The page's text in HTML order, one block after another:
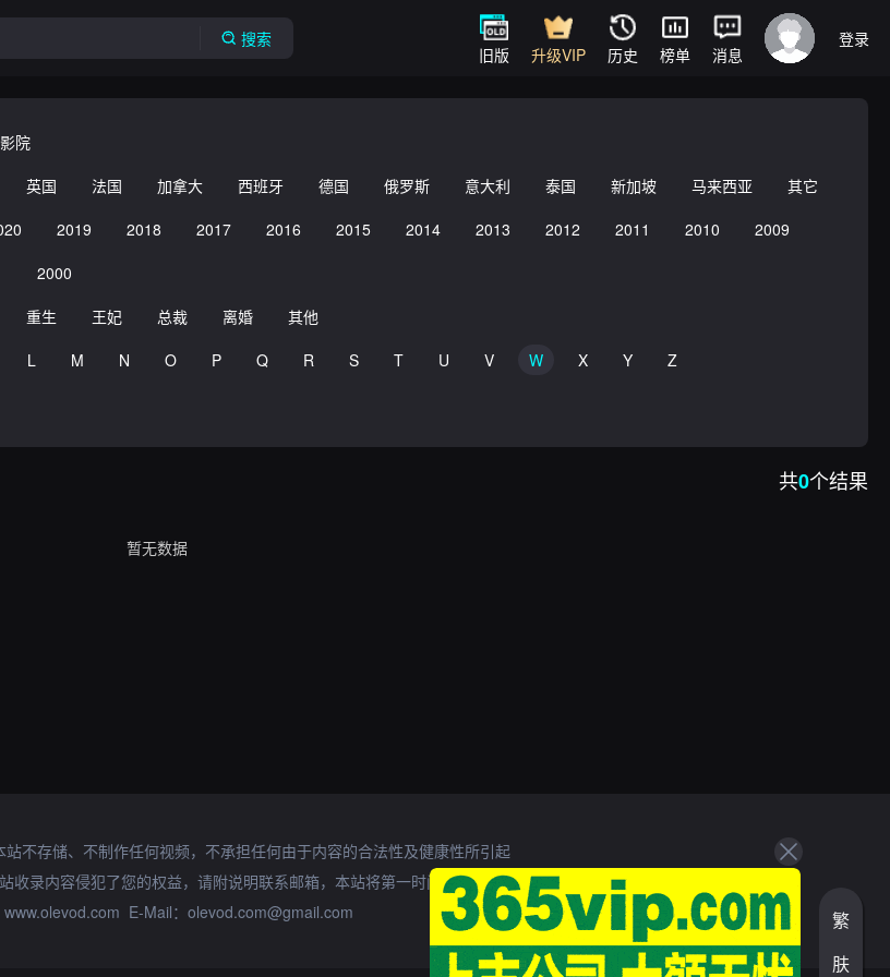
搜索
旧版 升级VIP 历史 榜单 消息
登录
院
英国 法国 加拿大 西班牙 德国 俄罗斯 意大利 泰国 新加坡 马来西亚
其它
2019 2018 2017 2016 2015 2014 2013 2012 2011 2010
2009
2000
重生 王妃 总裁 离婚
其他
L M N O P Q R S T U V W X Y
Z
共0个结果
暂无数据
不存储、不制作任何视频，不承担任何由于内容的合法性及健康性所引起
收录内容侵犯了您的权益，请附说明联系邮箱，本站将第一时间处理。
E-Mail：olevod.com@gmail.com
繁
肤